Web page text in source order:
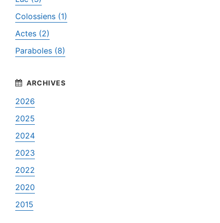
Colossiens (1)
Actes (2)
Paraboles (8)
2026
2025
2024
2023
2022
2020
2015